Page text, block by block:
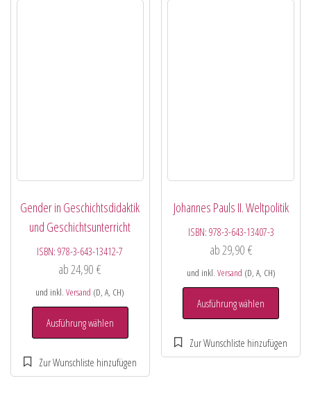
Gender in Geschichtsdidaktik
und Geschichtsunterricht
ISBN:978-3-643-13412-7
ab24,90€
und inkl.Versand (D, A, CH)
Ausführung wählen
Johannes Pauls II. Weltpolitik
ISBN: 978-3-643-13407-3
ab29,90 €
und inkl. Versand (D, A, CH)
Ausführung wählen